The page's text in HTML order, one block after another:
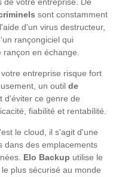
sont constamment
d'un virus destructeur,
rançongiciel qui
en échange.
entreprise risque fort
un outilde
d'éviter ce genre de
fiabilité et rentabilité.
le cloud, il s'agit d'une
dans des emplacements
Elo Backup utilise le
plus sécurisé au monde